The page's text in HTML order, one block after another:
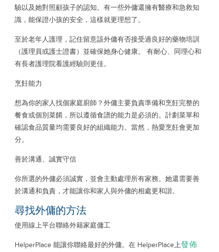
驗以及她對照顧孩子的認知。有一些外傭還擁有醫療和急救知
識，能保證小孩的安全，這樣就更理想了。
至於老年人護理，記住留意該外傭有否接受過良好的藥物培訓
（護理員或護士證書）並確保她身心健康。 有耐心、同理心和
有長者護理院看護經驗則更佳。
烹飪能力
想為你的家人找個家庭廚師？外傭主要負責準備和烹飪完整的
餐食或個別菜餚，所以遵循食譜的能力是必須的。計劃菜單和
確認食品質量均需要良好的組織能力。當然，熱愛烹飪會更加
分。
善於溝通、誠實守信
你所選的外傭必須誠實，並會主動處理所有家務。她還需要善
於溝通和負責，才能讓你和家人與外傭的相處更和諧。
尋找外傭的方法
使用線上平台聯絡外籍家庭傭工
HelperPlace 能讓你聯絡最好的外傭。在 HelperPlace上發佈